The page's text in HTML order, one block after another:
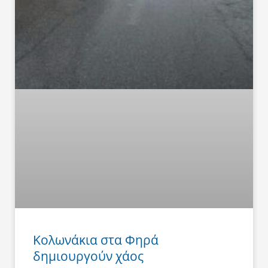
Κολωνάκια στα Φηρά
δημιουργούν χάος